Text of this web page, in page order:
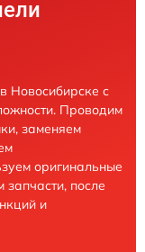
Новосибирске с
Проводим
заменяем
оригинальные
после
и